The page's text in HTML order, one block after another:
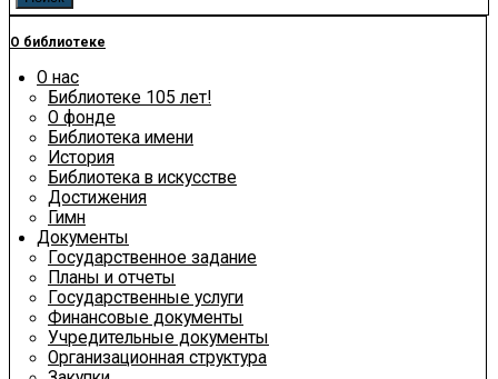
О библиотеке
О нас
Библиотеке 105 лет!
О фонде
Библиотека имени
История
Библиотека в искусстве
Достижения
Гимн
Документы
Государственное задание
Планы и отчеты
Государственные услуги
Финансовые документы
Учредительные документы
Организационная структура